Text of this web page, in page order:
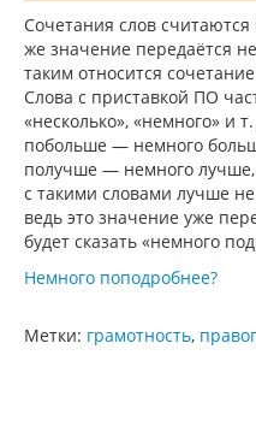
Сочетания слов
же значение передаётся
таким относится
Слова с приставкой ПО
«несколько», «немного» и
побольше — немного
получше — немного
с такими словами лучше
ведь это значение уже
будет сказать «немного
Немного поподробнее?
Метки: грамотность,